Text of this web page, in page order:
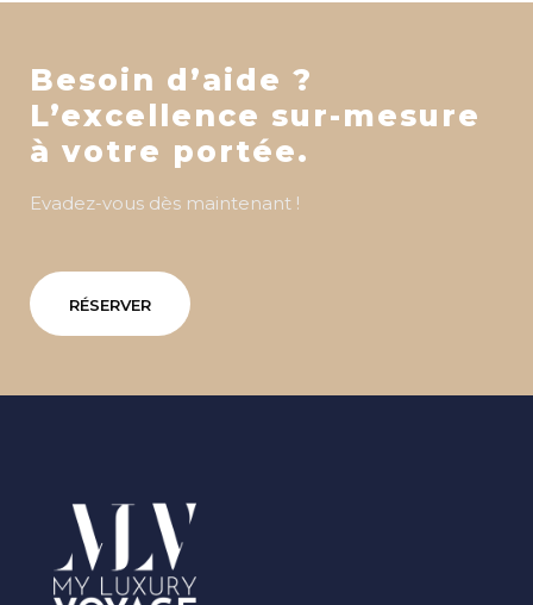
Besoin d’aide ?
L’excellence sur-mesure
à votre portée.
Evadez-vous dès maintenant !
RÉSERVER